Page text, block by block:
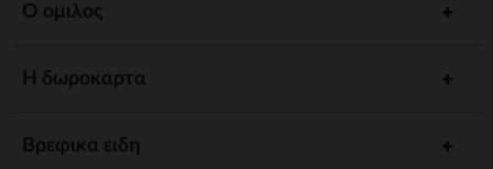
Ο ομιλος
Η δωροκαρτα
Βρεφικα ειδη